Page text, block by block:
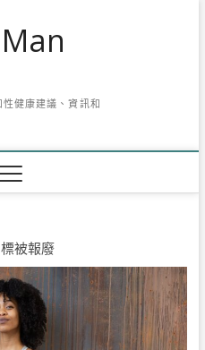
健康建議、資訊和
被報廢